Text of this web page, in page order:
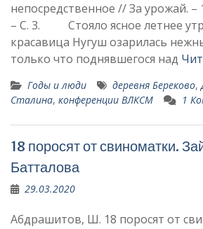
непосредственное // За урожай. –
– С. 3. Стояло ясное летнее
красавица Нугуш озарилась
только что поднявшегося над
Годы и люди деревня Береково,
Сталина, конференции ВЛКСМ 1
18 поросят от свиноматки.
Батталова
29.03.2020
Абдрашитов, Ш. 18 поросят от